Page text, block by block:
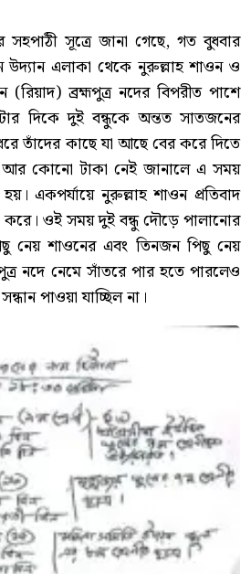
সূত্রে জানা গেছে, গত বুধবার
এলাকা থেকে নুরুল্লাহ শাওন ও
ব্রহ্মপুত্র নদের বিপরীত পাশে
দিকে দুই বন্ধুকে অন্তত সাতজনের
তাঁদের কাছে যা আছে বের করে দিতে
আর কোনো টাকা নেই জানালে এ সময়
একপর্যায়ে নুরুল্লাহ শাওন প্রতিবাদ
ওই সময় দুই বন্ধু দৌড়ে পালানোর
নেয় শাওনের এবং তিনজন পিছু নেয়
নদে নেমে সাঁতরে পার হতে পারলেও
পাওয়া যাচ্ছিল না।